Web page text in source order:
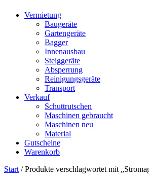
Vermietung
Baugeräte
Gartengeräte
Bagger
Innenausbau
Steiggeräte
Absperrung
Reinigungsgeräte
Transport
Verkauf
Schuttrutschen
Maschinen gebraucht
Maschinen neu
Material
Gutscheine
Warenkorb
Start / Produkte verschlagwortet mit